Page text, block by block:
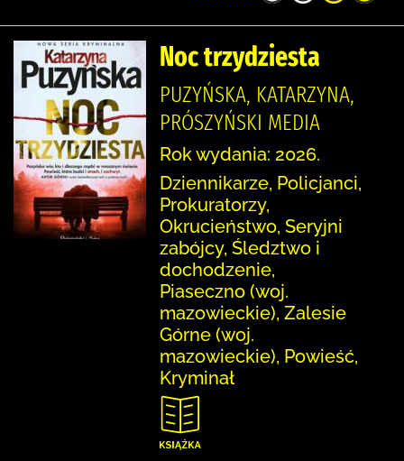
Noc trzydziesta
PUZYŃSKA, KATARZYNA,
PRÓSZYŃSKI MEDIA
Rok wydania: 2026.
Dziennikarze, Policjanci,
Prokuratorzy,
Okrucieństwo, Seryjni
zabójcy, Śledztwo i
dochodzenie,
Piaseczno (woj.
mazowieckie), Zalesie
Górne (woj.
mazowieckie), Powieść,
Kryminał